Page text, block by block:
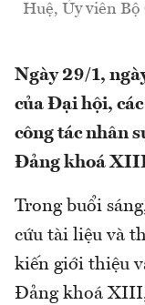
Huệ, Ủy viên
Ngày 29/1,
của Đại hội,
công tác nhân
Đảng khoá
Trong buổi
cứu tài liệu và
kiến giới thiệu
Đảng khoá XIII,